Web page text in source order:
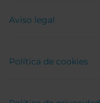
Aviso legal
Política de cookies